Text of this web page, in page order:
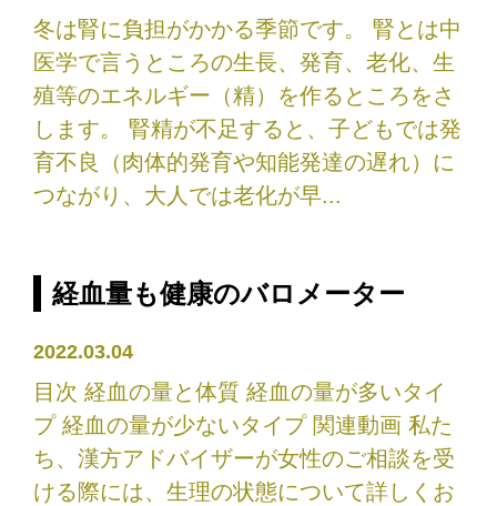
冬は腎に負担がかかる季節です。 腎とは中
医学で言うところの生長、発育、老化、生
殖等のエネルギー（精）を作るところをさ
します。 腎精が不足すると、子どもでは発
育不良（肉体的発育や知能発達の遅れ）に
つながり、大人では老化が早...
経血量も健康のバロメーター
2022.03.04
目次 経血の量と体質 経血の量が多いタイ
プ 経血の量が少ないタイプ 関連動画 私た
ち、漢方アドバイザーが女性のご相談を受
ける際には、生理の状態について詳しくお